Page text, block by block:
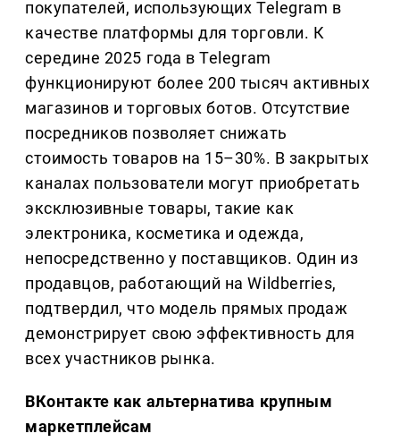
покупателей, использующих Telegram в
качестве платформы для торговли. К
середине 2025 года в Telegram
функционируют более 200 тысяч активных
магазинов и торговых ботов. Отсутствие
посредников позволяет снижать
стоимость товаров на 15–30%. В закрытых
каналах пользователи могут приобретать
эксклюзивные товары, такие как
электроника, косметика и одежда,
непосредственно у поставщиков. Один из
продавцов, работающий на Wildberries,
подтвердил, что модель прямых продаж
демонстрирует свою эффективность для
всех участников рынка.
ВКонтакте как альтернатива крупным
маркетплейсам